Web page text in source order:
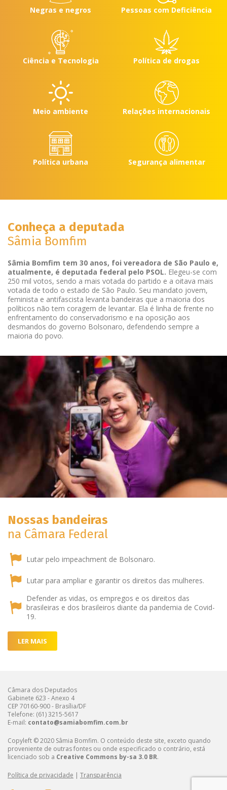
Negras e negros Pessoas com Deficiência
Ciência e Tecnologia Política de drogas
Meio ambiente Relações internacionais
Política urbana Segurança alimentar
Conheça a deputada
Sâmia Bomfim
Sâmia Bomfim tem 30 anos, foi vereadora de São Paulo e,
atualmente, é deputada federal pelo PSOL. Elegeu-se com
250 mil votos, sendo a mais votada do partido e a oitava mais
votada de todo o estado de São Paulo. Seu mandato jovem,
feminista e antifascista levanta bandeiras que a maioria dos
políticos não tem coragem de levantar. Ela é linha de frente no
enfrentamento do conservadorismo e na oposição aos
desmandos do governo Bolsonaro, defendendo sempre a
maioria do povo.
Nossas bandeiras
na Câmara Federal
Lutar pelo impeachment de Bolsonaro.
Lutar para ampliar e garantir os direitos das mulheres.
Defender as vidas, os empregos e os direitos das
brasileiras e dos brasileiros diante da pandemia de Covid-
19.
LER MAIS
Câmara dos Deputados
Gabinete 623 - Anexo 4
CEP 70160-900 - Brasília/DF
Telefone: (61) 3215-5617
E-mail: contato@samiabomfim.com.br
Copyleft © 2020 Sâmia Bomfim. O conteúdo deste site, exceto quando
proveniente de outras fontes ou onde especificado o contrário, está
licenciado sob a Creative Commons by-sa 3.0 BR.
Política de privacidade | Transparência